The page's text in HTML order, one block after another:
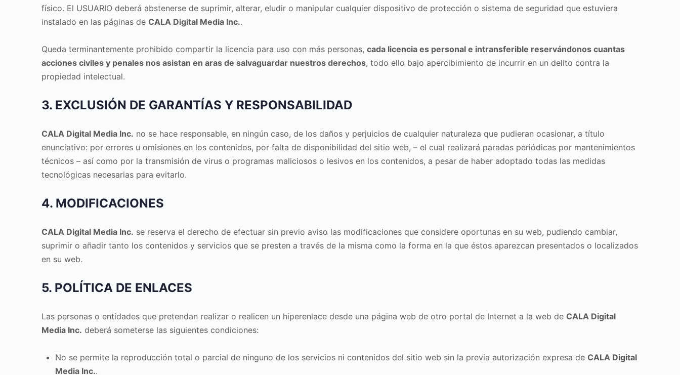
físico. El USUARIO deberá abstenerse de suprimir, alterar, eludir o manipular cualquier dispositivo de protección o sistema de seguridad que estuviera
instalado en las páginas de CALA Digital Media Inc..
Queda terminantemente prohibido compartir la licencia para uso con más personas, cada licencia es personal e intransferible reservándonos cuantas
acciones civiles y penales nos asistan en aras de salvaguardar nuestros derechos, todo ello bajo apercibimiento de incurrir en un delito contra la
propiedad intelectual.
3. EXCLUSIÓN DE GARANTÍAS Y RESPONSABILIDAD
CALA Digital Media Inc. no se hace responsable, en ningún caso, de los daños y perjuicios de cualquier naturaleza que pudieran ocasionar, a título
enunciativo: por errores u omisiones en los contenidos, por falta de disponibilidad del sitio web, – el cual realizará paradas periódicas por mantenimientos
técnicos – así como por la transmisión de virus o programas maliciosos o lesivos en los contenidos, a pesar de haber adoptado todas las medidas
tecnológicas necesarias para evitarlo.
4. MODIFICACIONES
CALA Digital Media Inc. se reserva el derecho de efectuar sin previo aviso las modificaciones que considere oportunas en su web, pudiendo cambiar,
suprimir o añadir tanto los contenidos y servicios que se presten a través de la misma como la forma en la que éstos aparezcan presentados o localizados
en su web.
5. POLÍTICA DE ENLACES
Las personas o entidades que pretendan realizar o realicen un hiperenlace desde una página web de otro portal de Internet a la web de CALA Digital
Media Inc. deberá someterse las siguientes condiciones:
No se permite la reproducción total o parcial de ninguno de los servicios ni contenidos del sitio web sin la previa autorización expresa de CALA Digital
Media Inc..